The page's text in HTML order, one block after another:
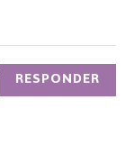
RESPONDER